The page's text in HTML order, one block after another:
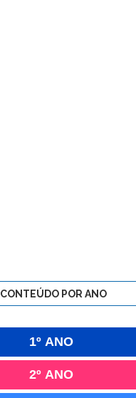
CONTEÚDO POR ANO
1º ANO
2º ANO